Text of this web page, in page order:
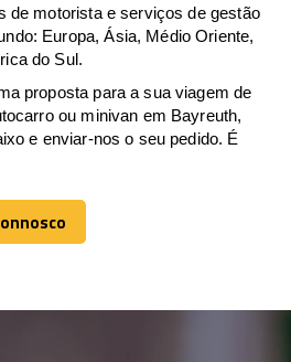
de motorista e serviços de gestão
Europa, Ásia, Médio Oriente,
do Sul.
proposta para a sua viagem de
ou minivan em Bayreuth,
e enviar-nos o seu pedido. É